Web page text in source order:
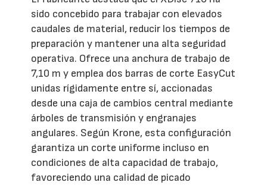
sido concebido para trabajar con elevados
caudales de material, reducir los tiempos de
preparación y mantener una alta seguridad
operativa. Ofrece una anchura de trabajo de
7,10 m y emplea dos barras de corte EasyCut
unidas rígidamente entre sí, accionadas
desde una caja de cambios central mediante
árboles de transmisión y engranajes
angulares. Según Krone, esta configuración
garantiza un corte uniforme incluso en
condiciones de alta capacidad de trabajo,
favoreciendo una calidad de picado